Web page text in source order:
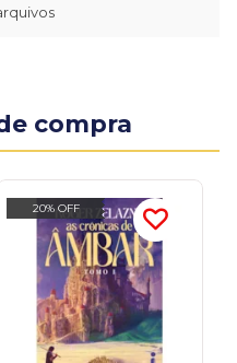
compra
20% OFF